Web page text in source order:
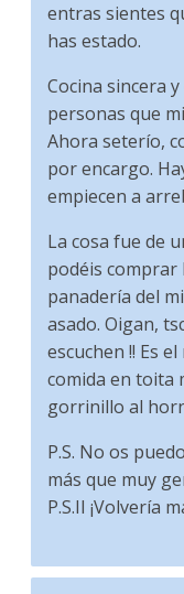
entras sientes
has estado.
Cocina sincera
personas que
Ahora seterío,
por encargo.
empiecen a
La cosa fue de
podéis comprar
panadería del
asado. Oigan,
escuchen !! Es
comida en toita
gorrinillo al
P.S. No os
más que muy
P.S.II ¡Volvería